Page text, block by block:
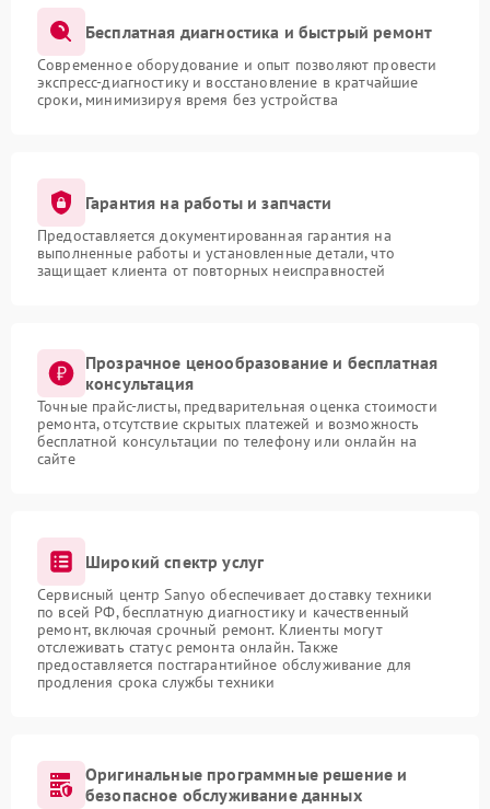
Бесплатная диагностика и быстрый ремонт
Современное оборудование и опыт позволяют провести
экспресс-диагностику и восстановление в кратчайшие
сроки, минимизируя время без устройства
Гарантия на работы и запчасти
Предоставляется документированная гарантия на
выполненные работы и установленные детали, что
защищает клиента от повторных неисправностей
Прозрачное ценообразование и бесплатная
консультация
Точные прайс-листы, предварительная оценка стоимости
ремонта, отсутствие скрытых платежей и возможность
бесплатной консультации по телефону или онлайн на
сайте
Широкий спектр услуг
Сервисный центр Sanyo обеспечивает доставку техники
по всей РФ, бесплатную диагностику и качественный
ремонт, включая срочный ремонт. Клиенты могут
отслеживать статус ремонта онлайн. Также
предоставляется постгарантийное обслуживание для
продления срока службы техники
Оригинальные программные решение и
безопасное обслуживание данных